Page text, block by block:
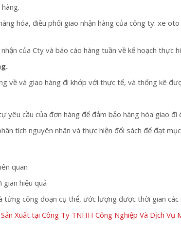
hóa, điều phối giao nhận hàng của công ty: xe
của Cty và báo cáo hàng tuần về kế hoạch thực
về và giao hàng đi khớp với thực tế, và thống kê
yêu cầu của đơn hàng để đảm bảo hàng hóa giao
tích nguyên nhân và thực hiện đối sách để đạt
quan
gian hiệu quả
từng công đoạn cụ thể, ước lượng được thời gian
Xuất tại Công Ty TNHH Công Nghiệp Và Dịch